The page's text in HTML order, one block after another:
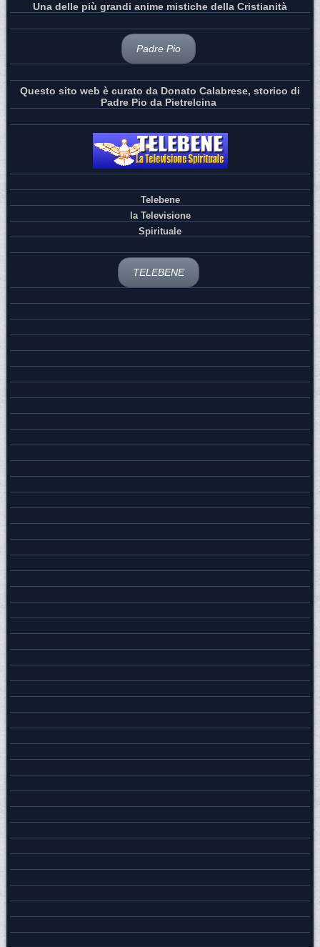
Una delle più grandi anime mistiche della Cristianità
Padre Pio
Questo sito web è curato da Donato Calabrese, storico di
Padre Pio da Pietrelcina
Telebene
la Televisione
Spirituale
TELEBENE